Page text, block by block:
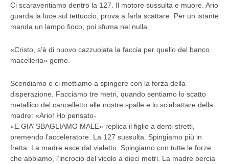
Ci scaraventiamo dentro la 127. Il motore sussulta e muore. Ario
guarda la luce sul tettuccio, prova a farla scattare. Per un istante
manda un lampo fioco, poi sfuma nel nulla.
«Cristo, s’è di nuovo cazzuolata la faccia per quello del banco
macelleria» geme.
Scendiamo e ci mettiamo a spingere con la forza della
disperazione. Facciamo tre metri, quando sentiamo lo scatto
metallico del cancelletto alle nostre spalle e lo sciabattare della
madre: «Ario! Ho pensato-
«E GIA’ SBAGLIAMO MALE» replica il figlio a denti stretti,
premendo l’acceleratore. La 127 sussulta. Spingiamo più in
fretta. La madre esce dal vialetto. Spingiamo con tutte le forze
che abbiamo, l’incrocio del vicolo a dieci metri. La madre bercia